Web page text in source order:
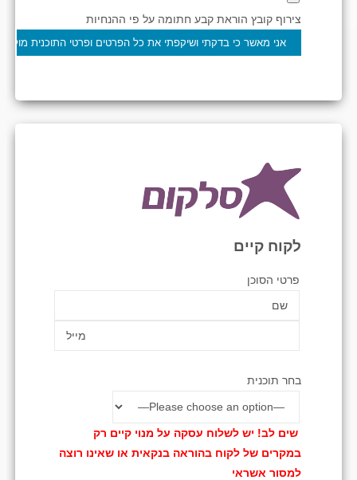
צירוף קובץ הוראת קבע חתומה על פי ההנחיות
לקוח קיים
פרטי הסוכן
בחר תוכנית
שים לב! יש לשלוח עסקה על מנוי קיים רק
במקרים של לקוח בהוראה בנקאית או שאינו רוצה
למסור אשראי